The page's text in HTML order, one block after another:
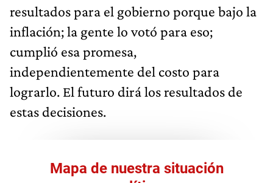
resultados para el gobierno porque bajo la
inflación; la gente lo votó para eso;
cumplió esa promesa,
independientemente del costo para
lograrlo. El futuro dirá los resultados de
estas decisiones.
Mapa de nuestra situación